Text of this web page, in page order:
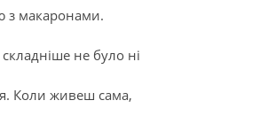
з макаронами.
не було ні
Коли живеш сама,